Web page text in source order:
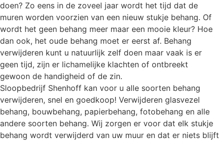
doen? Zo eens in de zoveel jaar wordt het tijd dat de
muren worden voorzien van een nieuw stukje behang. Of
wordt het geen behang meer maar een mooie kleur? Hoe
dan ook, het oude behang moet er eerst af. Behang
verwijderen kunt u natuurlijk zelf doen maar vaak is er
geen tijd, zijn er lichamelijke klachten of ontbreekt
gewoon de handigheid of de zin.
Sloopbedrijf Shenhoff kan voor u alle soorten behang
verwijderen, snel en goedkoop! Verwijderen glasvezel
behang, bouwbehang, papierbehang, fotobehang en alle
andere soorten behang. Wij zorgen er voor dat elk stukje
behang wordt verwijderd van uw muur en dat er niets blijft